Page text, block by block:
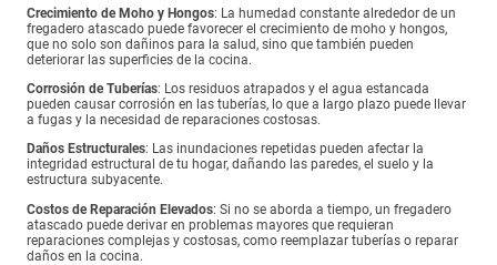
Crecimiento de Moho y Hongos: La humedad constante alrededor de un
fregadero atascado puede favorecer el crecimiento de moho y hongos,
que no solo son dañinos para la salud, sino que también pueden
deteriorar las superficies de la cocina.
Corrosión de Tuberías: Los residuos atrapados y el agua estancada
pueden causar corrosión en las tuberías, lo que a largo plazo puede llevar
a fugas y la necesidad de reparaciones costosas.
Daños Estructurales: Las inundaciones repetidas pueden afectar la
integridad estructural de tu hogar, dañando las paredes, el suelo y la
estructura subyacente.
Costos de Reparación Elevados: Si no se aborda a tiempo, un fregadero
atascado puede derivar en problemas mayores que requieran
reparaciones complejas y costosas, como reemplazar tuberías o reparar
daños en la cocina.